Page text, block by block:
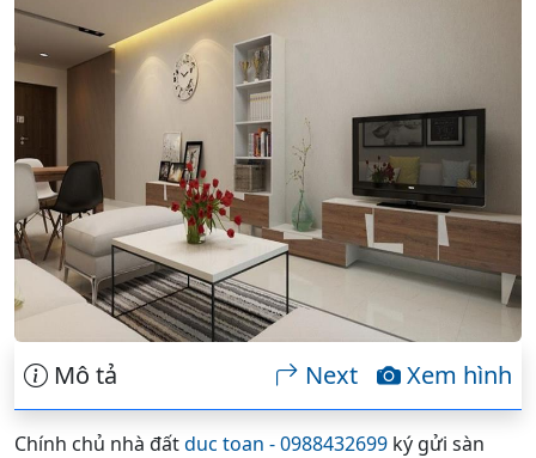
Mô tả Xem hình
Next
Chính chủ nhà đấtduc toan - 0988432699 ký gửi sàn